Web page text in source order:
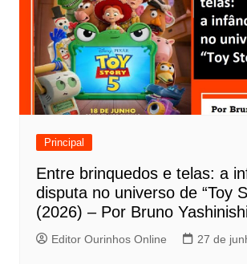
Principal
Entre brinquedos e telas: a
disputa no universo de “Toy
(2026) – Por Bruno
Editor Ourinhos Online 27 de